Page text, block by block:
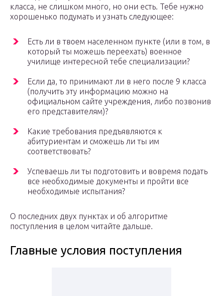
класса, не слишком много, но они есть. Тебе нужно
хорошенько подумать и узнать следующее:
Есть ли в твоем населенном пункте (или в том, в
который ты можешь переехать) военное
училище интересной тебе специализации?
Если да, то принимают ли в него после 9 класса
(получить эту информацию можно на
официальном сайте учреждения, либо позвонив
его представителям)?
Какие требования предъявляются к
абитуриентам и сможешь ли ты им
соответствовать?
Успеваешь ли ты подготовить и вовремя подать
все необходимые документы и пройти все
необходимые испытания?
О последних двух пунктах и об алгоритме
поступления в целом читайте дальше.
Главные условия поступления